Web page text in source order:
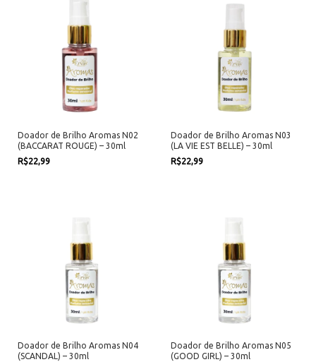
Doador de Brilho Aromas N02
(BACCARAT ROUGE) – 30ml
R$22,99
Doador de Brilho Aromas N03
(LA VIE EST BELLE) – 30ml
R$22,99
Doador de Brilho Aromas N04
(SCANDAL) – 30ml
Doador de Brilho Aromas N05
(GOOD GIRL) – 30ml